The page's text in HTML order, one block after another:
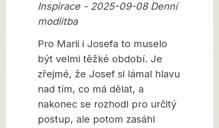
Inspirace - 2025-09-08 Denní
modlitba
Pro Marii i Josefa to muselo
být velmi těžké období. Je
zřejmé, že Josef si lámal hlavu
nad tím, co má dělat, a
nakonec se rozhodl pro určitý
postup, ale potom zasáhl